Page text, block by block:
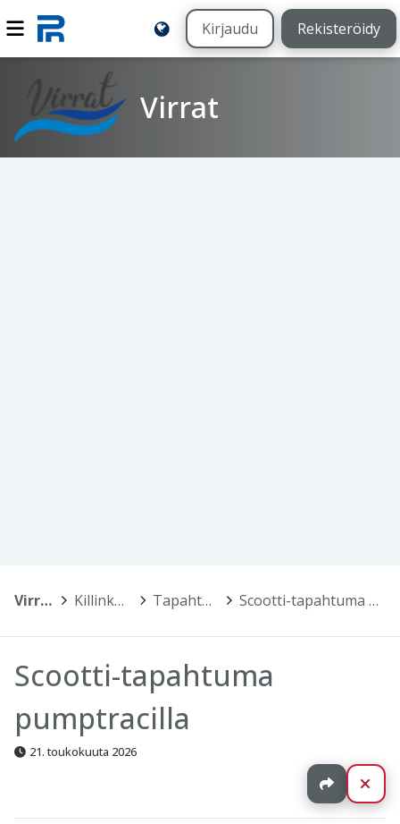
Kirjaudu Rekisteröidy
Virrat
Virrat Killinkosken koulu > Tapahtumakalenteri > Scootti-tapahtuma pumptracilla
Scootti-tapahtuma
pumptracilla
21. toukokuuta 2026
Jaa